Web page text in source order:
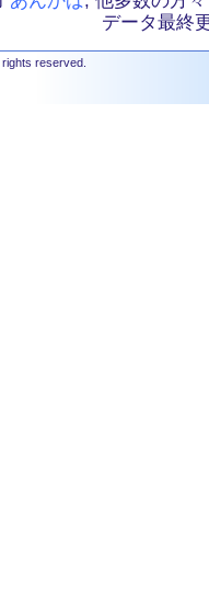
データ最終
rights reserved.